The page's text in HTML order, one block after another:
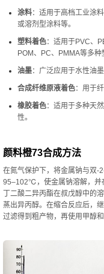
涂料：适用于高档工业涂
或溶剂型涂料等。
塑料着色：适用于PVC、
POM、PC、PMMA等多种
油墨：广泛应用于水性油
合成纤维原液着色：用于
橡胶着色：适用于多种天
性。
颜料橙73合成方法
在氮气保护下，将金属钠与双-
95–102℃，使金属钠溶解，并
丁二酸二异丙酯在叔戊醇中
蒸出异丙醇。在缩合反应后，
过滤得到粗产物，再使用甲醇